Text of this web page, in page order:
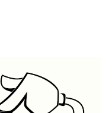
Menü
öffnen